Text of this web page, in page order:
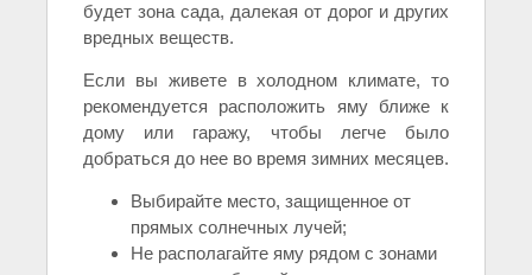
будет зона сада, далекая от дорог и других
вредных веществ.
Если вы живете в холодном климате, то
рекомендуется расположить яму ближе к
дому или гаражу, чтобы легче было
добраться до нее во время зимних месяцев.
Выбирайте место, защищенное от
прямых солнечных лучей;
Не располагайте яму рядом с зонами